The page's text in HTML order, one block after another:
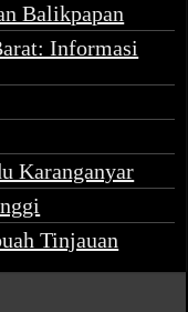
Balikpapan
Informasi
Karanganyar
Tinjauan